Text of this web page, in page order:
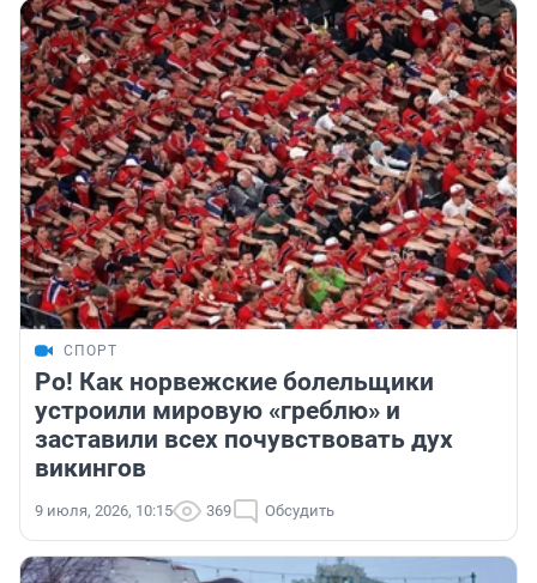
СПОРТ
Ро! Как норвежские болельщики
устроили мировую «греблю» и
заставили всех почувствовать дух
викингов
9 июля, 2026, 10:15 369 Обсудить